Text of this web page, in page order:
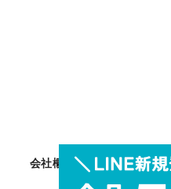
会社概要